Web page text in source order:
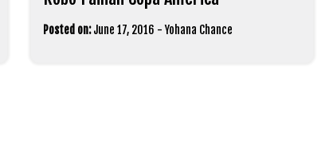
Posted on: June 17, 2016 -Yohana Chance